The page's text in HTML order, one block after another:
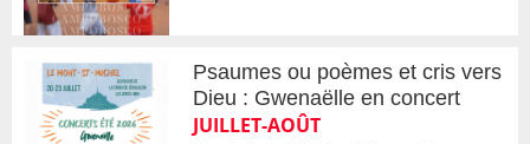
Psaumes ou poèmes et cris vers
Dieu : Gwenaëlle en concert
JUILLET-AOÛT